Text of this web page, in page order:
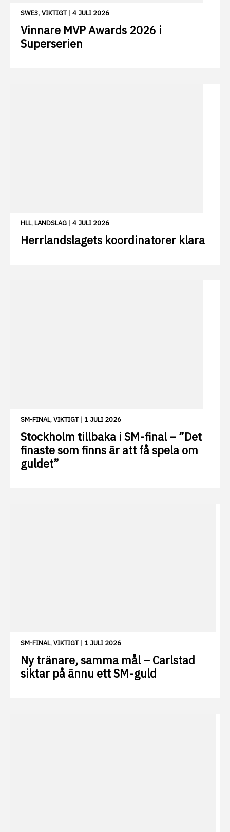
SWE3,VIKTIGT| 4 JULI 2026
Vinnare MVP Awards 2026 i
Superserien
HLL,LANDSLAG | 4 JULI 2026
Herrlandslagets koordinatorer klara
SM-FINAL,VIKTIGT| 1 JULI 2026
Stockholm tillbaka i SM-final – ”Det
finaste som finns är att få spela om
guldet”
SM-FINAL,VIKTIGT| 1 JULI 2026
Ny tränare, samma mål – Carlstad
siktar på ännu ett SM-guld